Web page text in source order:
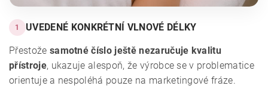
1 UVEDENÉ KONKRÉTNÍ VLNOVÉ DÉLKY
Přestože samotné číslo ještě nezaručuje kvalitu
přístroje, ukazuje alespoň, že výrobce se v problematice
orientuje a nespoléhá pouze na marketingové fráze.